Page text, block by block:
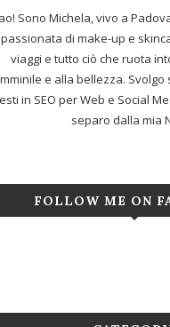
Sono Michela, vivo a
di make-up e
viaggi e tutto ciò che ruota
e alla bellezza.
in SEO per Web e Social
separo dalla mia
FOLLOW ME ON